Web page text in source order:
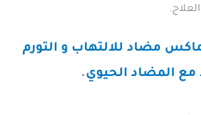
مضاد للالتهاب و التورم
المضاد الحيوي.